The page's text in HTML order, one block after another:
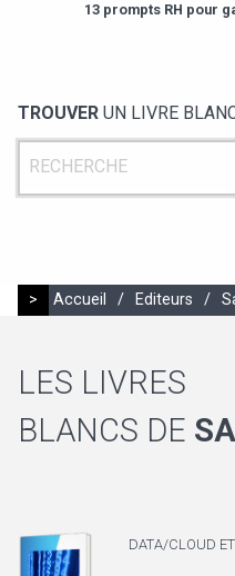
13 prompts RH pour
TROUVER UN LIVRE
> Accueil / Editeurs /
LES LIVRES
BLANCS DE
DATA/CLOUD